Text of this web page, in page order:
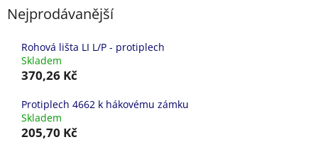
Nejprodávanější
Rohová lišta LI L/P - protiplech
Skladem
370,26 Kč
Protiplech 4662 k hákovému zámku
Skladem
205,70 Kč